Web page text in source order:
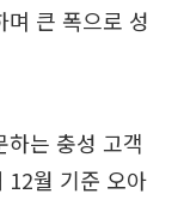
큰 폭으로 성
는 충성 고객
12월 기준 오아